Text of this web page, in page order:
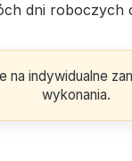
dni roboczych
na indywidualne
wykonania.